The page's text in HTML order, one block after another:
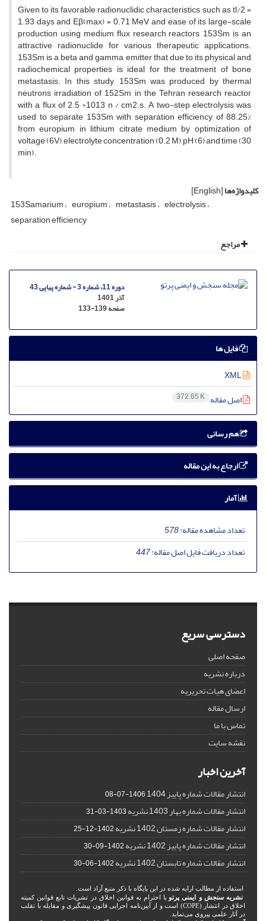
Given to its favorable radionuclidic characteristics, such as tl/2 =
1.93 days and Eβ(max) = 0.71 MeV and ease of its large-scale
production using medium flux research reactors, 153Sm is an
attractive radionuclide for various therapeutic applications.
153Sm is a beta and gamma emitter that due to its physical and
radiochemical properties is ideal for the treatment of bone
metastasis. In this study, 153Sm was produced by thermal
neutrons irradiation of 152Sm in the Tehran research reactor
with a flux of 2.5 ×1013 n / cm2.s. A two-step electrolysis was
used to separate 153Sm with separation efficiency of 88.25%
from europium in lithium citrate medium by optimization of
voltage (6V), electrolyte concentration (0.2 M), pH (6) and time (30
min).
کلیدواژه‌ها[English]
153Samarium europium metastasis electrolysis
separation efficiency
مراجع
دوره 11، شماره 3 - شماره پیاپی 43
آذر 1401
صفحه133-139
فایل ها
اصل مقاله 372.65 K
هم رسانی
ارجاع به این مقاله
آمار
تعداد مشاهده مقاله:578
تعداد دریافت فایل اصل مقاله:447
دسترسی سریع
صفحه اصلی
درباره نشریه
اعضای هیات تحریریه
ارسال مقاله
تماس با ما
نقشه سایت
آخرین اخبار
انتشار مقالات شماره پاییز 1404 1406-07-08
انتشار مقالات شماره بهار 1403 نشریه 1403-03-31
انتشار مقالات شماره زمستان 1402 نشریه 1402-12-25
انتشار مقالات شماره پاییز 1402 نشریه 1402-09-30
انتشار مقالات شماره تابستان 1402 نشریه 1402-06-30
استفاده از مطالب ارایه شده در این پایگاه با ذکر منبع آزاد است.
نشریه سنجش و ایمنی پرتو با احترام به قوانین اخلاق در نشریات تابع قوانین کمیته
اخلاق در انتشار (COPE) است و از آیین‌نامه اجرایی قانون پیشگیری و مقابله با تقلب
در آثار علمی پیروی می‌نماید.